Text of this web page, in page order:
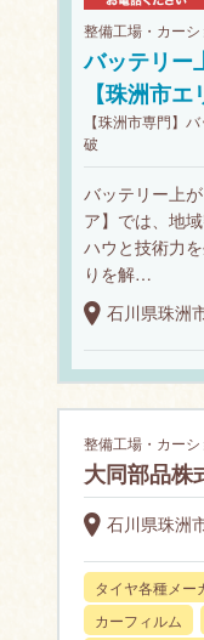
整備工場・カー
バッテリー
【珠洲市エ
【珠洲市専門】
破
バッテリー上
ア】では、地
ハウと技術力
りを解…
石川県珠洲
整備工場・カー
大同部品株
石川県珠洲
タイヤ各種メー
カーフィルム